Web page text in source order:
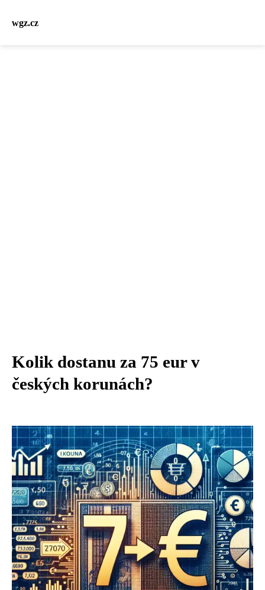
wgz.cz
Kolik dostanu za 75 eur v
českých korunách?